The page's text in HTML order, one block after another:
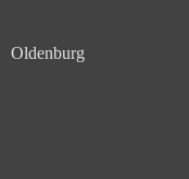
Oldenburg